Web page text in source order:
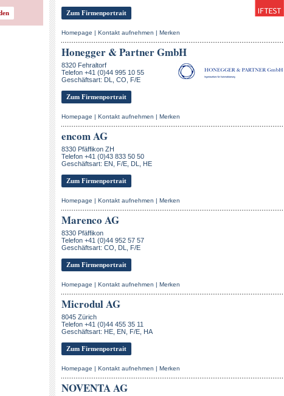
Zum Firmenportrait
Homepage | Kontakt aufnehmen | Merken
Honegger & Partner GmbH
8320 Fehraltorf
Telefon +41 (0)44 995 10 55
Geschäftsart: DL, CO, F/E
Zum Firmenportrait
Homepage | Kontakt aufnehmen | Merken
encom AG
8330 Pfäffikon ZH
Telefon +41 (0)43 833 50 50
Geschäftsart: EN, F/E, DL, HE
Zum Firmenportrait
Homepage | Kontakt aufnehmen | Merken
Marenco AG
8330 Pfäffikon
Telefon +41 (0)44 952 57 57
Geschäftsart: CO, DL, F/E
Zum Firmenportrait
Homepage | Kontakt aufnehmen | Merken
Microdul AG
8045 Zürich
Telefon +41 (0)44 455 35 11
Geschäftsart: HE, EN, F/E, HA
Zum Firmenportrait
Homepage | Kontakt aufnehmen | Merken
NOVENTA AG